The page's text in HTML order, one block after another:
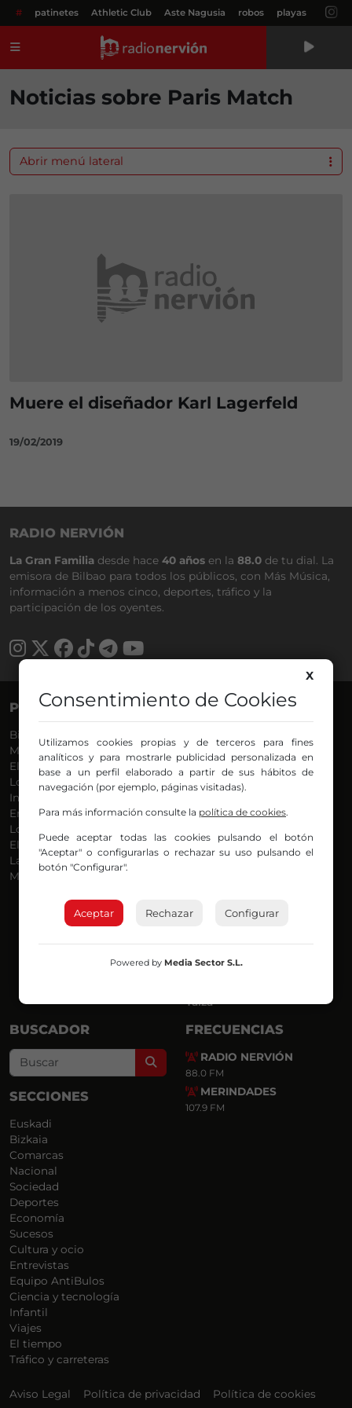
# patinetes Athletic Club Aste Nagusia robos playas
Noticias sobre Paris Match
Muere el diseñador Karl Lagerfeld
19/02/2019
Abrir menú lateral
RADIO NERVIÓN
La Gran Familia desde hace 40 años en la 88.0 de tu dial. La
emisora de Bilbao para todos los públicos, con Más Música,
información a menos cinco, deportes, tráfico y la
participación de los oyentes.
PROGRAMAS
Bilbosport
Más Música
El Madrugador
Lo Más Nuevo
Informativos
En Ruta
Locos por la Música
El Supermadrugador
La Mañana de Radio Nervión
Más Madrugada
VOCES
Belén Ollero
Dani
Eduardo
Endika
Iñigo
Yaiza
BUSCADOR
Search
SECCIONES
Euskadi
Bizkaia
Comarcas
Nacional
Sociedad
Deportes
Economía
Sucesos
Cultura y ocio
Entrevistas
Equipo AntiBulos
Ciencia y tecnología
Infantil
Viajes
El tiempo
Tráfico y carreteras
FRECUENCIAS
RADIO NERVIÓN
88.0 FM
MERINDADES
107.9 FM
Aviso Legal Política de privacidad Política de cookies
X
Consentimiento de Cookies
Utilizamos cookies propias y de terceros para fines
analíticos y para mostrarle publicidad personalizada en
base a un perfil elaborado a partir de sus hábitos de
navegación (por ejemplo, páginas visitadas).
Para más información consulte la política de cookies.
Puede aceptar todas las cookies pulsando el botón
"Aceptar" o configurarlas o rechazar su uso pulsando el
botón "Configurar".
Aceptar Rechazar Configurar
Powered by Media Sector S.L.